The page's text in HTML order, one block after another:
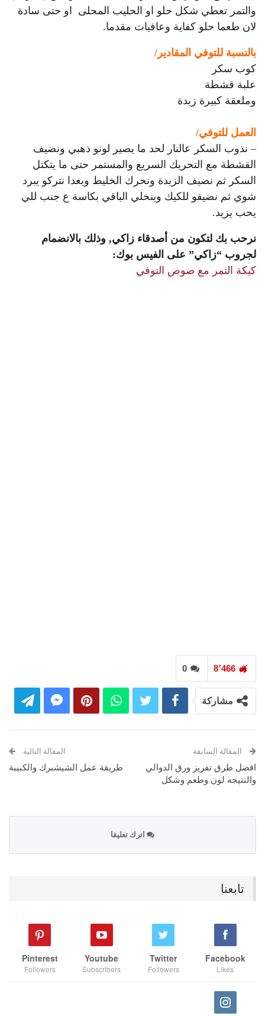
والتمر تعطي شكل حلو او الحليب المحلى او حتى سادة
لان طعما حلو كفاية وعافيات مقدما.
بالنسبة للتوفي المقادير/
كوب سكر
علبة قشطة
وملعقة كبيرة زبدة
العمل للتوفي/
– نذوب السكر عالنار لحد ما يصير لونو ذهبي ونضيف
القشطة مع التحريك السريع والمستمر حتى ما يتكتل
السكر ثم نضيف الزبدة ونحرك الخليط وبعدا نتركو يبرد
شوي ثم نضيفو للكيك وبنخلي الباقي بكاسة ع جنب للي
يحب يزيد.
نرحب بك لتكون من أصدقاء زاكي, وذلك بالانضمام
لجروب “زاكي” على الفيس بوك:
كيكة التمر مع صوص التوفي
0 8٬466
مشاركة
المقالة السابقة
افضل طرق تفريز ورق الدوالي
والنتيجه لون وطعم وشكل
المقالة التالية
طريقة عمل الشيشبرك والكبيبة
اترك تعليقا
تابعنا
Facebook
Likes
Twitter
Followers
Youtube
Subscribers
Pinterest
Followers